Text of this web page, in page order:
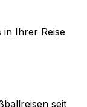
in Ihrer Reise
seit